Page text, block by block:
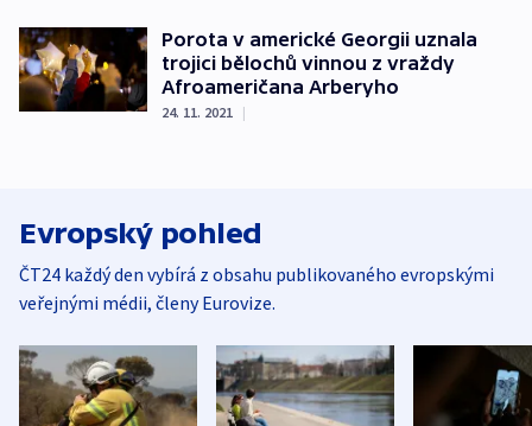
Porota v americké Georgii uznala
trojici bělochů vinnou z vraždy
Afroameričana Arberyho
24. 11. 2021 |
Evropský pohled
ČT24 každý den vybírá z obsahu publikovaného evropskými
veřejnými médii, členy Eurovize.